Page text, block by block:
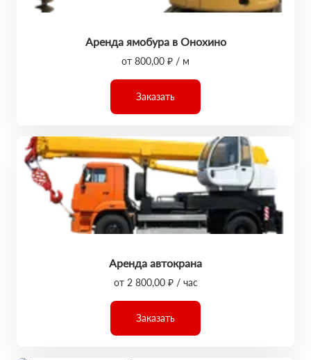
Аренда ямобура в Онохино
от 800,00 ₽ / м
Заказать
Аренда автокрана
от 2 800,00 ₽ / час
Заказать